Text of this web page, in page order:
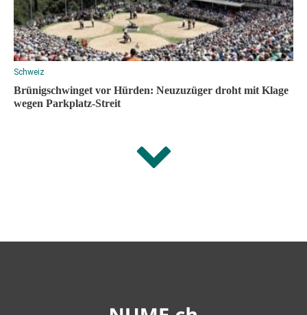
Schweiz
Brünigschwinget vor Hürden: Neuzuzüger droht mit Klage
wegen Parkplatz-Streit